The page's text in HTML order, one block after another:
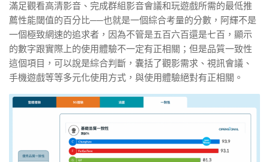
滿足觀看高清影音、完成群組影音會議和玩遊戲所需的最低推
薦性能閾值的百分比──也就是一個綜合考量的分數，阿輝不是
一個極致網速的追求者，因為不管是五百六百還是七百，顯示
的數字跟實際上的使用體驗不一定有正相關；但是品質一致性
這個項目，可以說是綜合判斷，囊括了觀影需求、視訊會議、
手機遊戲等等多元化使用方式，與使用體驗絕對有正相關。